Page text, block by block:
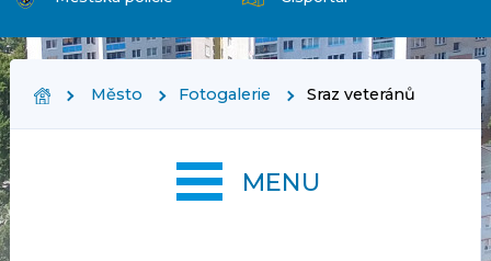
Město Fotogalerie Sraz veteránů
MENU